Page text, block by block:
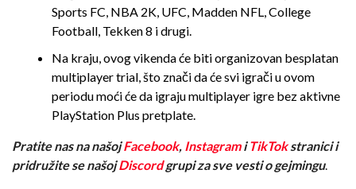
Sports FC, NBA 2K, UFC, Madden NFL, College
Football, Tekken 8 i drugi.
Na kraju, ovog vikenda će biti organizovan besplatan
multiplayer trial, što znači da će svi igrači u ovom
periodu moći će da igraju multiplayer igre bez aktivne
PlayStation Plus pretplate.
Pratite nas na našojFacebook, InstagramiTikTokstranici i
pridružite se našojDiscordgrupi za sve vesti o gejmingu.